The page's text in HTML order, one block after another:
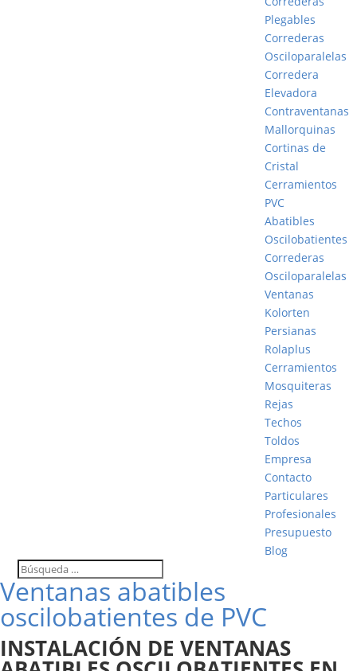
Plegables
Correderas
Osciloparalelas
Corredera
Elevadora
Contraventanas
Mallorquinas
Cortinas de
Cristal
Cerramientos
PVC
Abatibles
Oscilobatientes
Correderas
Osciloparalelas
Ventanas
Kolorten
Persianas
Rolaplus
Cerramientos
Mosquiteras
Rejas
Techos
Toldos
Empresa
Contacto
Particulares
Profesionales
Presupuesto
Blog
Ventanas abatibles
oscilobatientes de PVC
INSTALACIÓN DE VENTANAS